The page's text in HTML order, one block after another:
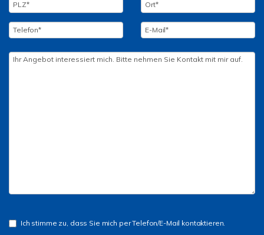
Ich stimme zu, dass Sie mich per Telefon/E-Mail kontaktieren.